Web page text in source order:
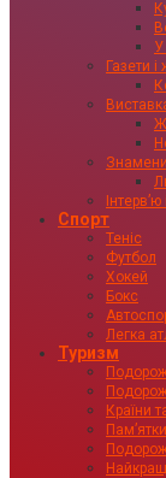
У
Газети
Інтервʼю
Спорт
Теніс
Футбол
Хокей
Бокс
Легка
Туризм
Країни
Пам’ятки